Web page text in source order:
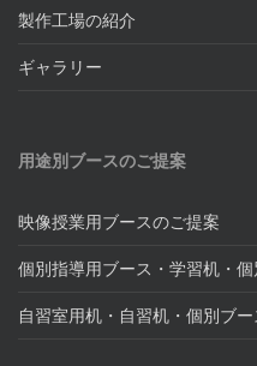
製作工場の紹介
ギャラリー
用途別ブースのご提案
映像授業用ブースのご提案
個別指導用ブース・学習机・
自習室用机・自習机・個別ブ